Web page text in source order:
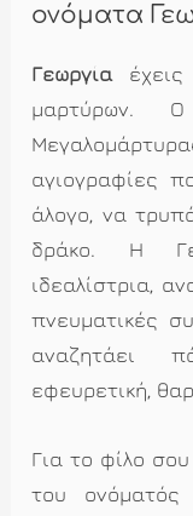
ονόματα
Γεωργίαέχεις
μαρτύρων.
αγιογραφίες
άλογο, να
δράκο. Η
ιδεαλίστρια,
πνευματικές
αναζητάει
εφευρετική,
Για το φίλο
του